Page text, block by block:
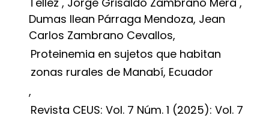
Dumas Ilean Párraga Mendoza, Jean
Carlos Zambrano Cevallos,
Proteinemia en sujetos que habitan
zonas rurales de Manabí, Ecuador
,
Revista CEUS: Vol. 7 Núm. 1 (2025): Vol. 7